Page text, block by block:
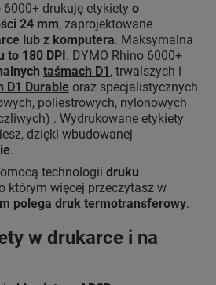
6000+ drukuję etykiety o
24 mm, zaprojektowane
lub z komputera. Maksymalna
to 180 DPI . DYMO Rhino 6000+
taśmach D1 , trwalszych i
D1 Durable oraz specjalistycznych
poliestrowych, nylonowych
. Wydrukowane etykiety
dzięki wbudowanej
.
technologii druku
którym więcej przeczytasz w
polega druk termotransferowy.
w drukarce i na